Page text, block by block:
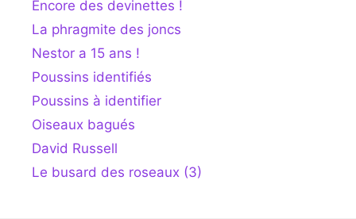
Encore des devinettes !
La phragmite des joncs
Nestor a 15 ans !
Poussins identifiés
Poussins à identifier
Oiseaux bagués
David Russell
Le busard des roseaux (3)